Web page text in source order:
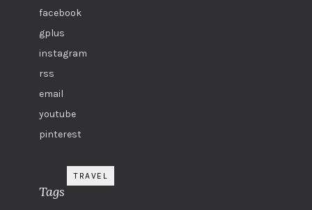
facebook
gplus
instagram
rss
email
youtube
pinterest
Tags
TRAVEL